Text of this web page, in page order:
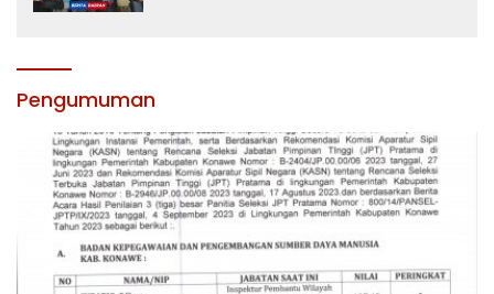
Pengumuman